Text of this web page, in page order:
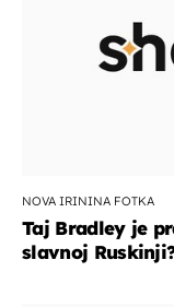
NOVA IRININA FOTKA
Taj Bradley je
slavnoj